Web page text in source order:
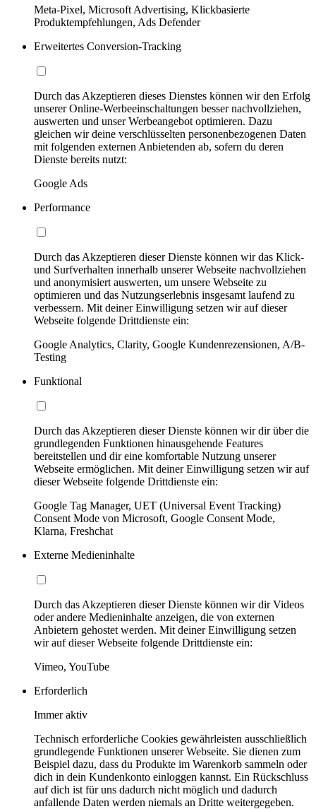
Meta-Pixel, Microsoft Advertising, Klickbasierte
Produktempfehlungen, Ads Defender
Erweitertes Conversion-Tracking
Durch das Akzeptieren dieses Dienstes können wir den Erfolg
unserer Online-Werbeeinschaltungen besser nachvollziehen,
auswerten und unser Werbeangebot optimieren. Dazu
gleichen wir deine verschlüsselten personenbezogenen Daten
mit folgenden externen Anbietenden ab, sofern du deren
Dienste bereits nutzt:
Google Ads
Performance
Durch das Akzeptieren dieser Dienste können wir das Klick-
und Surfverhalten innerhalb unserer Webseite nachvollziehen
und anonymisiert auswerten, um unsere Webseite zu
optimieren und das Nutzungserlebnis insgesamt laufend zu
verbessern. Mit deiner Einwilligung setzen wir auf dieser
Webseite folgende Drittdienste ein:
Google Analytics, Clarity, Google Kundenrezensionen, A/B-
Testing
Funktional
Durch das Akzeptieren dieser Dienste können wir dir über die
grundlegenden Funktionen hinausgehende Features
bereitstellen und dir eine komfortable Nutzung unserer
Webseite ermöglichen. Mit deiner Einwilligung setzen wir auf
dieser Webseite folgende Drittdienste ein:
Google Tag Manager, UET (Universal Event Tracking)
Consent Mode von Microsoft, Google Consent Mode,
Klarna, Freshchat
Externe Medieninhalte
Durch das Akzeptieren dieser Dienste können wir dir Videos
oder andere Medieninhalte anzeigen, die von externen
Anbietern gehostet werden. Mit deiner Einwilligung setzen
wir auf dieser Webseite folgende Drittdienste ein:
Vimeo, YouTube
Erforderlich
Immer aktiv
Technisch erforderliche Cookies gewährleisten ausschließlich
grundlegende Funktionen unserer Webseite. Sie dienen zum
Beispiel dazu, dass du Produkte im Warenkorb sammeln oder
dich in dein Kundenkonto einloggen kannst. Ein Rückschluss
auf dich ist für uns dadurch nicht möglich und dadurch
anfallende Daten werden niemals an Dritte weitergegeben.